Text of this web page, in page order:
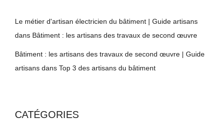
Le métier d'artisan électricien du bâtiment | Guide artisans
dans Bâtiment : les artisans des travaux de second œuvre
Bâtiment : les artisans des travaux de second œuvre | Guide
artisans dans Top 3 des artisans du bâtiment
CATÉGORIES